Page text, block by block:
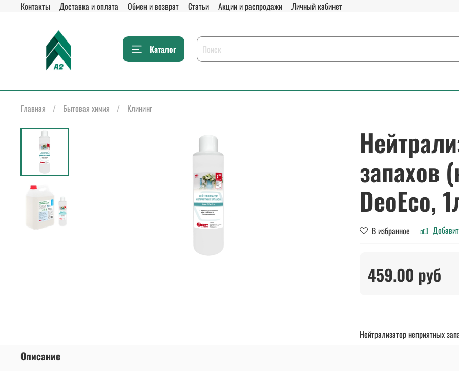
Контакты Доставка и оплата Обмен и возврат Статьи Акции и распродажи Личный кабинет
Каталог
Главная Бытовая химия Клининг
запахов
DeoEco,
В избранное
459.00 руб
Нейтрализатор неприятных
Описание